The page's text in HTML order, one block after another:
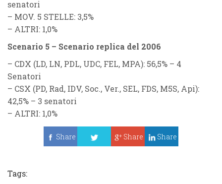
senatori
– MOV. 5 STELLE: 3,5%
– ALTRI: 1,0%
Scenario 5 – Scenario replica del 2006
– CDX (LD, LN, PDL, UDC, FEL, MPA): 56,5% – 4
Senatori
– CSX (PD, Rad, IDV, Soc., Ver., SEL, FDS, M5S, Api):
42,5% – 3 senatori
– ALTRI: 1,0%
Share
Share Share
Tags: